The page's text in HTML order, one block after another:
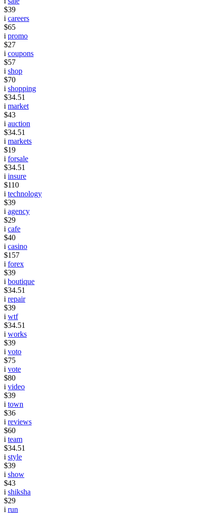
$39
i careers
$65
i promo
$27
i coupons
$57
i shop
$70
i shopping
$34.51
i market
$43
i auction
$34.51
i markets
$19
i forsale
$34.51
i insure
$110
i technology
$39
i agency
$29
i cafe
$40
i casino
$157
i forex
$39
i boutique
$34.51
i repair
$39
i wtf
$34.51
i works
$39
i voto
$75
i vote
$80
i video
$39
i town
$36
i reviews
$60
i team
$34.51
i style
$39
i show
$43
i shiksha
$29
i run